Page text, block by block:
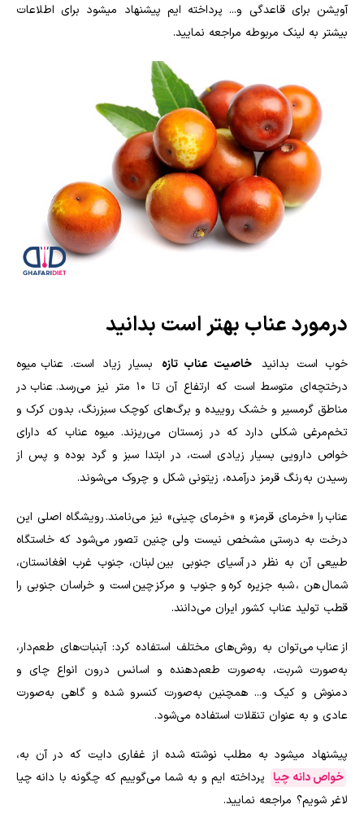
آویشن برای قاعدگی و... پرداخته ایم پیشنهاد میشود برای اطلاعات
بیشتر به لینک مربوطه مراجعه نمایید.
درمورد عناب بهتر است بدانید
خوب است بدانید خاصیت عناب تازه
بسیار زیاد است. عناب میوه
درختچه‌ای متوسط است که ارتفاع آن تا ۱۰ متر نیز می‌رسد. عناب در
مناطق گرمسیر و خشک روییده و برگ‌های کوچک سبزرنگ، بدون کرک و
تخم‌مرغی شکلی دارد که در زمستان می‌ریزند. میوه عناب که دارای
خواص دارویی بسیار زیادی است، در ابتدا سبز و گرد بوده و پس از
رسیدن به رنگ قرمز درآمده، زیتونی شکل و چروک می‌شوند.
عناب را «خرمای قرمز» و «خرمای چینی» نیز می‌نامند. رویشگاه اصلی این
درخت به درستی مشخص نیست ولی چنین تصور می‌شود که خاستگاه
طبیعی آن به نظر در آسیای جنوبی بین لبنان، جنوب غرب افغانستان،
شمال هن ، شبه جزیره کره و جنوب و مرکز چین است و خراسان جنوبی را
قطب تولید عناب کشور ایران می‌دانند.
از عناب می‌توان به روش‌های مختلف استفاده کرد: آبنبات‌های طعم‌دار،
به‌صورت شربت، به‌صورت طعم‌دهنده و اسانس درون انواع چای و
دمنوش و کیک و... همچنین به‌صورت کنسرو شده و گاهی به‌صورت
عادی و به عنوان تنقلات استفاده می‌شود.
پیشنهاد میشود به مطلب نوشته شده از غفاری دایت که در آن به،
خواص دانه چیا پرداخته ایم و به شما می‌گوییم که چگونه با دانه چیا
لاغر شویم؟ مراجعه نمایید.